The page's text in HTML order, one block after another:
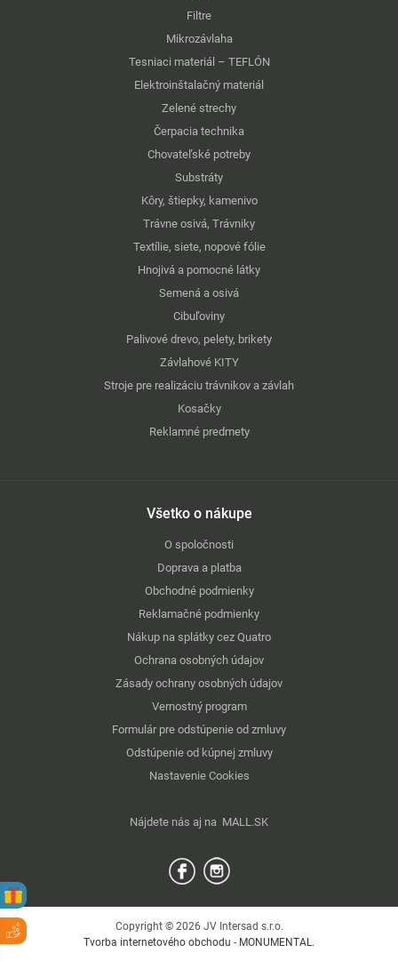
Filtre
Mikrozávlaha
Tesniaci materiál – TEFLÓN
Elektroinštalačný materiál
Zelené strechy
Čerpacia technika
Chovateľské potreby
Substráty
Kôry, štiepky, kamenivo
Trávne osivá, Trávniky
Textílie, siete, nopové fólie
Hnojivá a pomocné látky
Semená a osivá
Cibuľoviny
Palivové drevo, pelety, brikety
Závlahové KITY
Stroje pre realizáciu trávnikov a závlah
Kosačky
Reklamné predmety
Všetko o nákupe
O spoločnosti
Doprava a platba
Obchodné podmienky
Reklamačné podmienky
Nákup na splátky cez Quatro
Ochrana osobných údajov
Zásady ochrany osobných údajov
Vernostný program
Formulár pre odstúpenie od zmluvy
Odstúpenie od kúpnej zmluvy
Nastavenie Cookies
Nájdete nás aj na MALL.SK
Copyright © 2026 JV Intersad s.r.o.
Tvorba internetového obchodu - MONUMENTAL.